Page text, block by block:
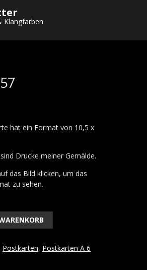
Klangfarben
Shop
hat ein Format von 10,5 x
Drucke meiner Gemälde.
das Bild klicken, um das
zu sehen.
Postkarten, Postkarten A 6